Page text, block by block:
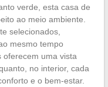
verde, esta casa de
ao meio ambiente.
selecionados,
mesmo tempo
oferecem uma vista
no interior, cada
e o bem-estar.